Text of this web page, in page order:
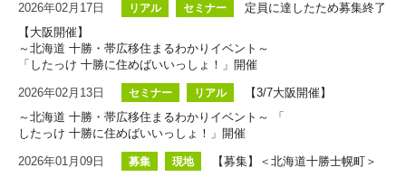
2026年02月17日 リアル セミナー
定員に達したため募集終了
【大阪開催】
～北海道 十勝・帯広移住まるわかりイベント～
「したっけ 十勝に住めばいいっしょ！」開催
2026年02月13日 セミナー リアル
【3/7大阪開催】
～北海道 十勝・帯広移住まるわかりイベント～ 「
したっけ 十勝に住めばいいっしょ！」開催
2026年01月09日 募集 現地
【募集】＜北海道十勝士幌町＞